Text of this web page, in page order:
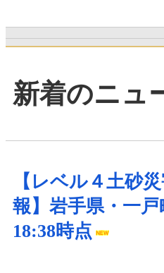
新着のニュ
【レベル４土砂
報】岩手県・一
18:38時点